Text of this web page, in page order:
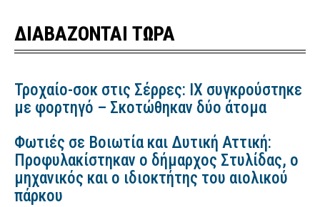
ΔΙΑΒΑΖΟΝΤΑΙ ΤΩΡΑ
Τροχαίο-σοκ στις Σέρρες: ΙΧ συγκρούστηκε
με φορτηγό – Σκοτώθηκαν δύο άτομα
Φωτιές σε Βοιωτία και Δυτική Αττική:
Προφυλακίστηκαν ο δήμαρχος Στυλίδας, ο
μηχανικός και ο ιδιοκτήτης του αιολικού
πάρκου